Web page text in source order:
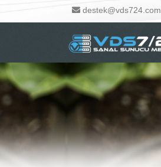
destek@vds724.com